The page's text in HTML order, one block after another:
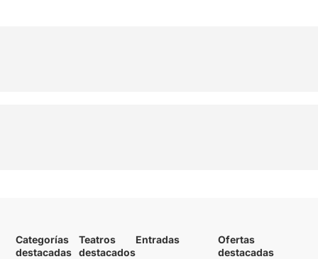
Categorías
destacadas
Teatros
destacados
Entradas
Ofertas
destacadas